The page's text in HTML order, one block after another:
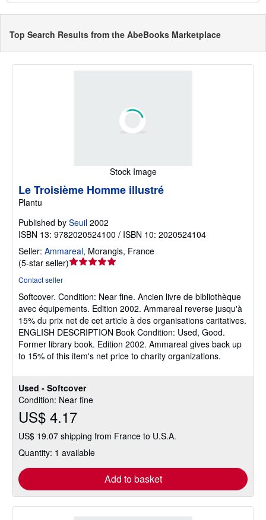
Top Search Results from the AbeBooks Marketplace
Stock Image
Used - Softcover
Condition: Near fine
US$ 4.17
US$ 19.07 shipping from France to U.S.A.
Quantity: 1 available
Add to basket
Le Troisième Homme illustré
Plantu
Published by Seuil 2002
ISBN 13: 9782020524100 / ISBN 10: 2020524104
Seller: Ammareal, Morangis, France
(5-star seller)Seller
out
of
5
stars
Contact seller
Softcover. Condition: Near fine. Ancien livre de bibliothèque
avec équipements. Edition 2002. Ammareal reverse jusqu'à
15% du prix net de cet article à des organisations caritatives.
ENGLISH DESCRIPTION Book Condition: Used, Good.
Former library book. Edition 2002. Ammareal gives back up
to 15% of this item's net price to charity organizations.